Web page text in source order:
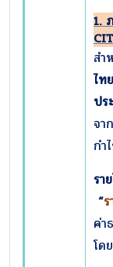
1.
สำ
ไทย
ปร
จา
กำ
รา
“
ค่า
โด